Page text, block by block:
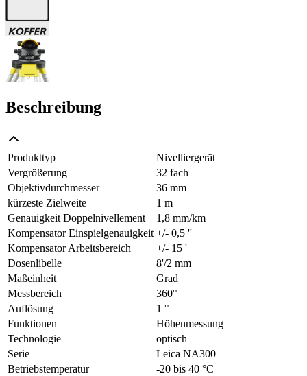
Beschreibung
Produkttyp
Nivelliergerät
Vergrößerung
32 fach
Objektivdurchmesser
36 mm
kürzeste Zielweite
1 m
Genauigkeit Doppelnivellement
1,8 mm/km
Kompensator Einspielgenauigkeit +/- 0,5 ''
Kompensator Arbeitsbereich
+/- 15 '
Dosenlibelle
8'/2 mm
Maßeinheit
Grad
Messbereich
360°
Auflösung
1 °
Funktionen
Höhenmessung
Technologie
optisch
Serie
Leica NA300
Betriebstemperatur
-20 bis 40 °C